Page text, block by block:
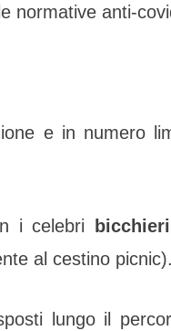
normative anti-
e in numero
i celebri
al cestino picnic).
lungo il